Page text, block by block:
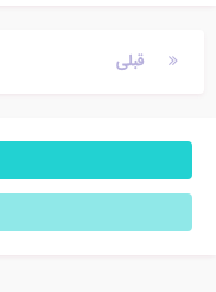
قبلی